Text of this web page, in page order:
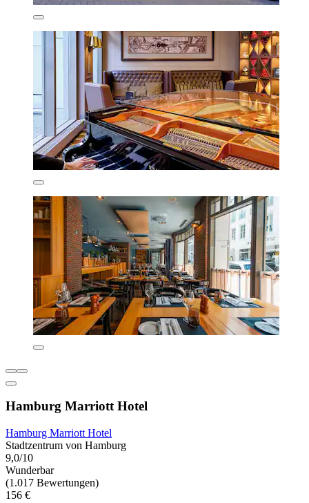
Hamburg Marriott Hotel
Hamburg Marriott Hotel
Stadtzentrum von Hamburg
9,0/10
Wunderbar
(1.017 Bewertungen)
156 €